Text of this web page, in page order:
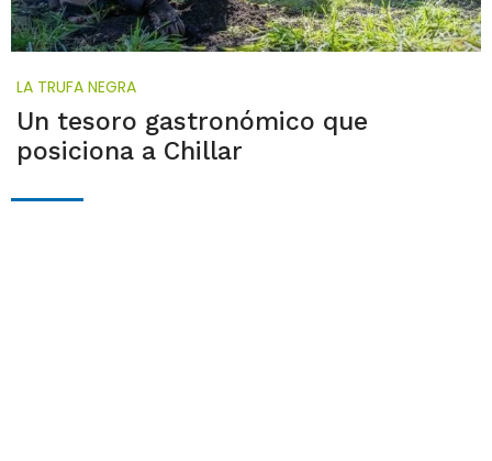
LA TRUFA NEGRA
Un tesoro gastronómico que
posiciona a Chillar